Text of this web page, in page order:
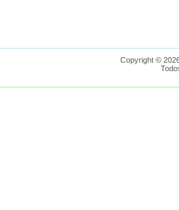
Copyright ©